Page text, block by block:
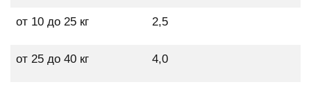
от 10 до 25 кг 2,5
от 25 до 40 кг 4,0